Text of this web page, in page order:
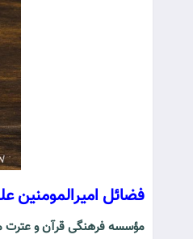
فضائل امیرالمومنین
مؤسسه فرهنگی قرآن و عترت